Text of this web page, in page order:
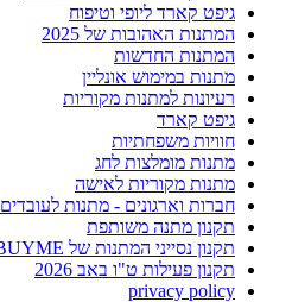
גיפט קארד ליופי וטיפוח
המתנות האהובות של 2025
המתנות החדשות
מתנות במימוש אונליין
רעיונות למתנות מקוריות
גיפט קארד
חוויות משפחתיות
מתנות מומלצות לחג
מתנות מקוריות לאישה
חברות וארגונים - מתנות לעובדים
תקנון מתנה משותפת
תקנון נסייני המתנות של BUYME
תקנון פעילות ט"ו באב 2026
privacy policy